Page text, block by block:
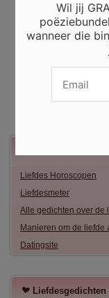
Liefdes Horoscopen
Liefdesmeter
Alle gedichten over de
Manieren om de liefde
Datingsite
Liefdesgedichten
Wil jij
wanneer die